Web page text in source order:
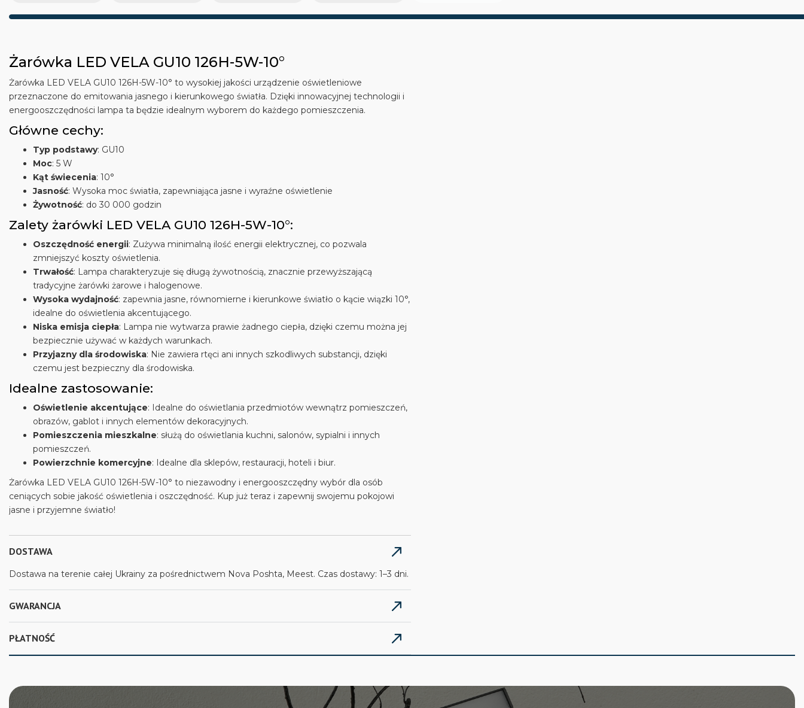
Żarówka LED VELA GU10 126H-5W-10°
Żarówka LED VELA GU10 126H-5W-10° to wysokiej jakości urządzenie oświetleniowe
przeznaczone do emitowania jasnego i kierunkowego światła. Dzięki innowacyjnej technologii i
energooszczędności lampa ta będzie idealnym wyborem do każdego pomieszczenia.
Główne cechy:
Typ podstawy: GU10
Moc: 5 W
Kąt świecenia: 10°
Jasność: Wysoka moc światła, zapewniająca jasne i wyraźne oświetlenie
Żywotność: do 30 000 godzin
Zalety żarówki LED VELA GU10 126H-5W-10°:
Oszczędność energii: Zużywa minimalną ilość energii elektrycznej, co pozwala
zmniejszyć koszty oświetlenia.
Trwałość: Lampa charakteryzuje się długą żywotnością, znacznie przewyższającą
tradycyjne żarówki żarowe i halogenowe.
Wysoka wydajność: zapewnia jasne, równomierne i kierunkowe światło o kącie wiązki 10°,
idealne do oświetlenia akcentującego.
Niska emisja ciepła: Lampa nie wytwarza prawie żadnego ciepła, dzięki czemu można jej
bezpiecznie używać w każdych warunkach.
Przyjazny dla środowiska: Nie zawiera rtęci ani innych szkodliwych substancji, dzięki
czemu jest bezpieczny dla środowiska.
Idealne zastosowanie:
Oświetlenie akcentujące: Idealne do oświetlania przedmiotów wewnątrz pomieszczeń,
obrazów, gablot i innych elementów dekoracyjnych.
Pomieszczenia mieszkalne: służą do oświetlania kuchni, salonów, sypialni i innych
pomieszczeń.
Powierzchnie komercyjne: Idealne dla sklepów, restauracji, hoteli i biur.
Żarówka LED VELA GU10 126H-5W-10° to niezawodny i energooszczędny wybór dla osób
ceniących sobie jakość oświetlenia i oszczędność. Kup już teraz i zapewnij swojemu pokojowi
jasne i przyjemne światło!
DOSTAWA
Dostawa na terenie całej Ukrainy za pośrednictwem Nova Poshta, Meest. Czas dostawy: 1–3 dni.
GWARANCJA
PŁATNOŚĆ